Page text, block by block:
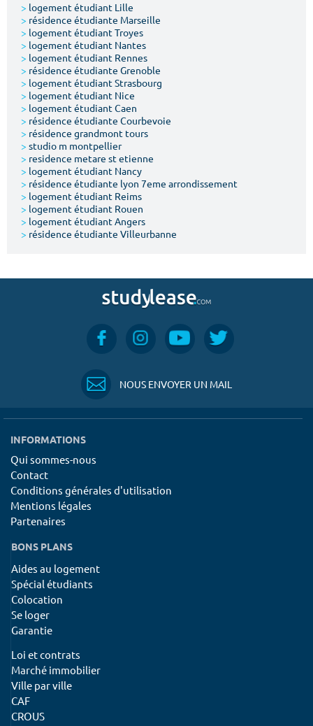
> logement étudiant Lille
> résidence étudiante Marseille
> logement étudiant Troyes
> logement étudiant Nantes
> logement étudiant Rennes
> résidence étudiante Grenoble
> logement étudiant Strasbourg
> logement étudiant Nice
> logement étudiant Caen
> résidence étudiante Courbevoie
> résidence grandmont tours
> studio m montpellier
> residence metare st etienne
> logement étudiant Nancy
> résidence étudiante lyon 7eme arrondissement
> logement étudiant Reims
> logement étudiant Rouen
> logement étudiant Angers
> résidence étudiante Villeurbanne
NOUS ENVOYER UN MAIL
INFORMATIONS
Qui sommes-nous
Contact
Conditions générales d'utilisation
Mentions légales
Partenaires
BONS PLANS
Aides au logement
Spécial étudiants
Colocation
Se loger
Garantie
Loi et contrats
Marché immobilier
Ville par ville
CAF
CROUS